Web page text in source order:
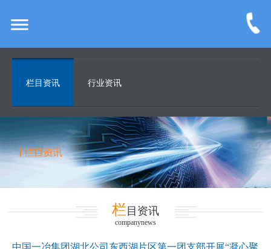
栏目资讯 行业资讯
栏目资讯
companynews
中国一冶集团湖北公司东西湖片区第一团支部开展“凝心聚